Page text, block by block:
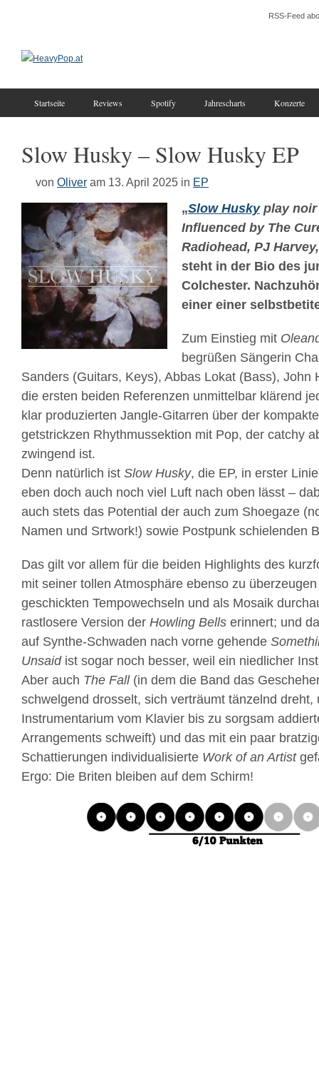
RSS-Feed
Startseite Reviews Spotify Jahrescharts Konzerte
Slow Husky – Slow Husky EP
von Oliver am 13. April 2025 in EP
„Slow Huskyplay
Influenced by The
Radiohead, PJ
steht in der Bio des
Colchester.
einer einer
Zum Einstieg mit
begrüßen Sängerin
Sanders (Guitars, Keys), Abbas Lokat (Bass), John
die ersten beiden Referenzen unmittelbar klärend
klar produzierten Jangle-Gitarren über der
getstrickzen Rhythmussektion mit Pop, der catchy
zwingend ist.
Denn natürlich ist Slow Husky, die EP, in erster
eben doch auch noch viel Luft nach oben lässt –
auch stets das Potential der auch zum Shoegaze
Namen und Srtwork!) sowie Postpunk schielenden
Das gilt vor allem für die beiden Highlights des
mit seiner tollen Atmosphäre ebenso zu
geschickten Tempowechseln und als Mosaik
rastlosere Version der Howling Bells erinnert; und
auf Synthe-Schwaden nach vorne gehende
Unsaidist sogar noch besser, weil ein niedlicher
Aber auch The Fall(in dem die Band das
schwelgend drosselt, sich verträumt tänzelnd dreht,
Instrumentarium vom Klavier bis zu sorgsam
Arrangements schweift) und das mit ein paar
Schattierungen individualisierte Work of an Artist
Ergo: Die Briten bleiben auf dem Schirm!